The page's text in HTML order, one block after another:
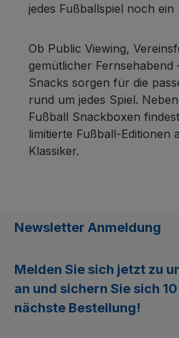
Zucker, Gewürze,
hydrolysiertes
Sonnenblumenöl),
Raucharoma,
Mononatriumglutamat;
Citronensäure. Nährwerte pro 100 g
Brennwerte (kcal/KJ) 505 /
davon gesättigte
natürliches Aroma, Salz,
Raucharoma, Gewürze,
Tomatenpulver,
pro 100 g Brennwerte (kcal/KJ) 487 /
jedes Fußballspiel noch ein
Ob Public Viewing,
gemütlicher Fernsehabend
Snacks sorgen für die
rund um jedes Spiel.
Fußball Snackboxen
limitierte Fußball-Editionen
Klassiker.
Newsletter Anmeldung
Melden Sie sich jetzt zu
an und sichern Sie sich
nächste Bestellung!